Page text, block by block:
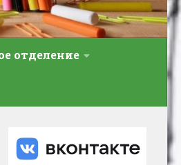
отделение